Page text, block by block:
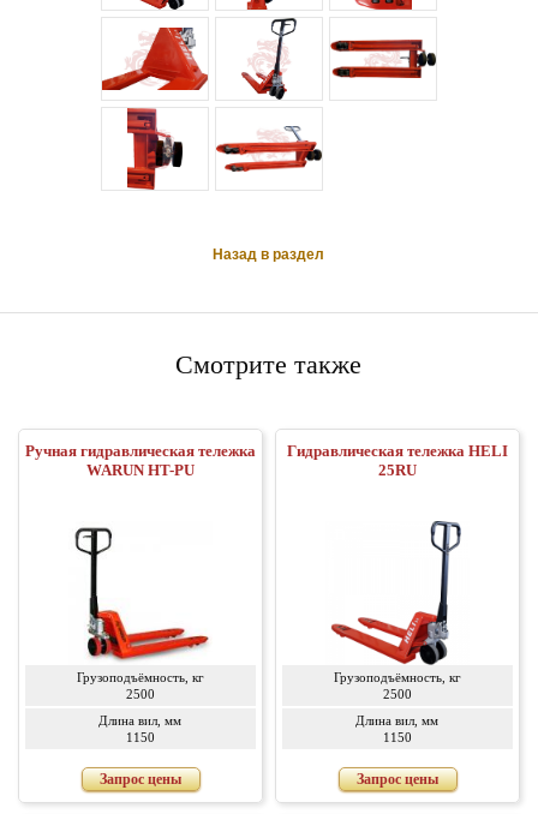
Назад в раздел
Смотрите также
Ручная гидравлическая тележка
WARUN HT-PU
Грузоподъёмность, кг
2500
Длина вил, мм
1150
Запрос цены
Гидравлическая тележка HELI
25RU
Грузоподъёмность, кг
2500
Длина вил, мм
1150
Запрос цены